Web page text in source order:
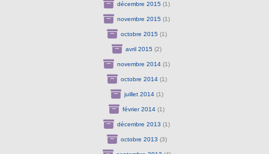
décembre 2015 (1)
novembre 2015 (1)
octobre 2015 (1)
avril 2015 (2)
novembre 2014 (1)
octobre 2014(1)
juillet 2014(1)
février 2014 (1)
décembre 2013 (1)
octobre 2013 (3)